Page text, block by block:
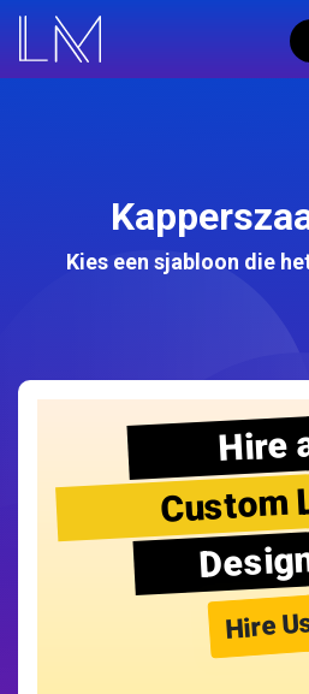
Kies een sjabloon die
Hire
Custom
Hire